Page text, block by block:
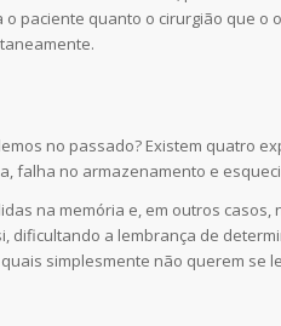
paciente quanto o cirurgião que o
no passado? Existem quatro
falha no armazenamento e
na memória e, em outros
dificultando a lembrança de
simplesmente não querem se